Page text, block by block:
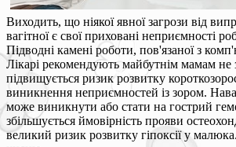
Виходить, що ніякої явної загрози від
вагітної є свої приховані неприємності
Підводні камені роботи, пов'язаної з
Лікарі рекомендують майбутнім мамам
підвищується ризик розвитку
виникнення неприємностей із зором.
може виникнути або стати на гострий
збільшується ймовірність прояви
великий ризик розвитку гіпоксії у